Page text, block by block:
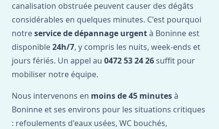
canalisation obstruée peuvent causer des dégâts
considérables en quelques minutes. C'est pourquoi
notreservice de dépannage urgentà Boninne est
disponible24h/7, y compris les nuits, week-ends et
jours fériés. Un appel au 0472 53 24 26 suffit pour
mobiliser notre équipe.
Nous intervenons en moins de 45 minutesà
Boninne et ses environs pour les situations critiques
: refoulements d'eaux usées, WC bouchés,